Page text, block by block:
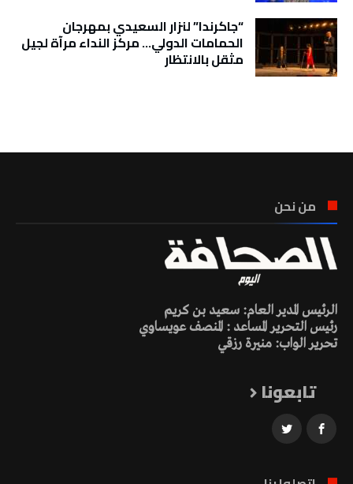
“جاكرندا” لنزار السعيدي بمهرجان
الحمامات الدولي… مركز النداء مرآة لجيل
مثقل بالانتظار
من نحن
الرئيس المدير العام: سعيد بن كريم
رئيس التحرير المساعد : المنصف عويساوي
تحرير الواب: منيرة رزقي
تابعونا